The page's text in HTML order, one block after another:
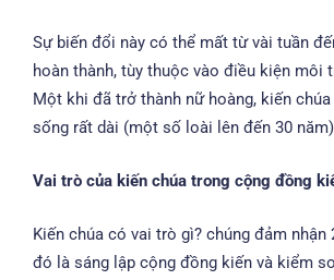
Sự biến đổi này có thể mất từ vài tuần
hoàn thành, tùy thuộc vào điều kiện môi
Một khi đã trở thành nữ hoàng, kiến
sống rất dài (một số loài lên đến 30
Vai trò của kiến chúa trong cộng đồng
Kiến chúa có vai trò gì? chúng đảm nhận
đó là sáng lập cộng đồng kiến và kiểm